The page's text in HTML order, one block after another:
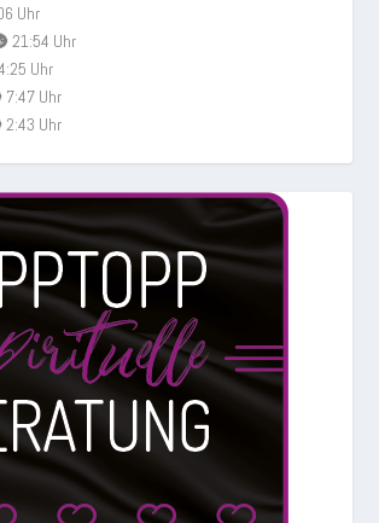
Uhr
21:54 Uhr
Uhr
7:47 Uhr
2:43 Uhr